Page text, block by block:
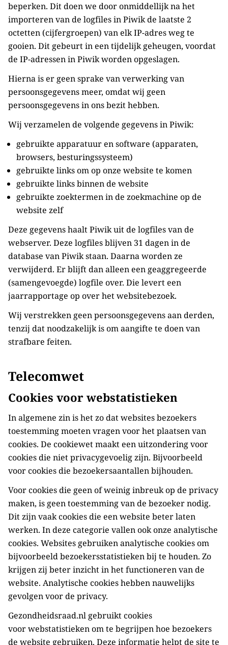
beperken. Dit doen we door onmiddellijk na het
importeren van de logfiles in Piwik de laatste 2
octetten (cijfergroepen) van elk IP-adres weg te
gooien. Dit gebeurt in een tijdelijk geheugen, voordat
de IP-adressen in Piwik worden opgeslagen.
Hierna is er geen sprake van verwerking van
persoonsgegevens meer, omdat wij geen
persoonsgegevens in ons bezit hebben.
Wij verzamelen de volgende gegevens in Piwik:
gebruikte apparatuur en software (apparaten,
browsers, besturingssysteem)
gebruikte links om op onze website te komen
gebruikte links binnen de website
gebruikte zoektermen in de zoekmachine op de
website zelf
Deze gegevens haalt Piwik uit de logfiles van de
webserver. Deze logfiles blijven 31 dagen in de
database van Piwik staan. Daarna worden ze
verwijderd. Er blijft dan alleen een geaggregeerde
(samengevoegde) logfile over. Die levert een
jaarrapportage op over het websitebezoek.
Wij verstrekken geen persoonsgegevens aan derden,
tenzij dat noodzakelijk is om aangifte te doen van
strafbare feiten.
Telecomwet
Cookies voor webstatistieken
In algemene zin is het zo dat websites bezoekers
toestemming moeten vragen voor het plaatsen van
cookies. De cookiewet maakt een uitzondering voor
cookies die niet privacygevoelig zijn. Bijvoorbeeld
voor cookies die bezoekersaantallen bijhouden.
Voor cookies die geen of weinig inbreuk op de privacy
maken, is geen toestemming van de bezoeker nodig.
Dit zijn vaak cookies die een website beter laten
werken. In deze categorie vallen ook onze analytische
cookies. Websites gebruiken analytische cookies om
bijvoorbeeld bezoekersstatistieken bij te houden. Zo
krijgen zij beter inzicht in het functioneren van de
website. Analytische cookies hebben nauwelijks
gevolgen voor de privacy.
Gezondheidsraad.nl gebruikt cookies
voor webstatistieken om te begrijpen hoe bezoekers
de website gebruiken. Deze informatie helpt de site te